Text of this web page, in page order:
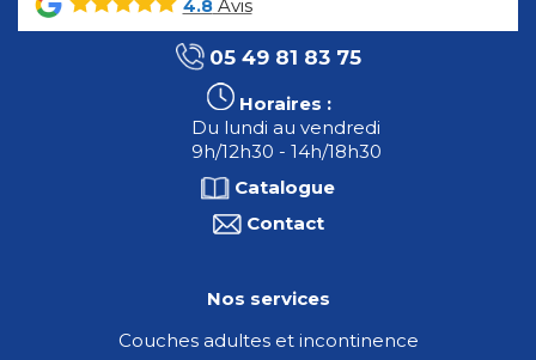
4.8Avis
05 49 81 83 75
Horaires :
Du lundi au vendredi
9h/12h30 - 14h/18h30
Catalogue
Contact
Nos services
Couches adultes et incontinence